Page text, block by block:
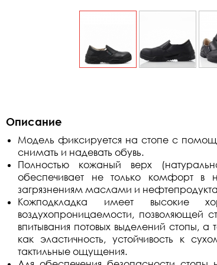
Описание
Модель фиксируется на стопе с
снимать и надевать обувь.
Полностью кожаный верх
обеспечивает не только комфорт в
загрязнениям маслами и
Кожподкладка имеет высокие
воздухопроницаемости, позволяющей
впитывания потовых выделений стопы,
как эластичность, устойчивость к
тактильные ощущения.